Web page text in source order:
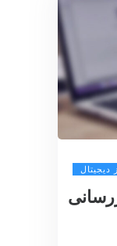
دیجیتال